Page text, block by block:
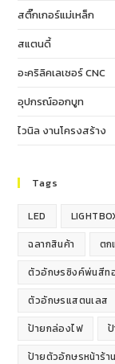
สติ๊กเกอร์แม่เหล็ก
สแตนดี้
อะคริลิคเลเซอร์ CNC
อุปกรณ์ออกบูท
ไวนิล งานโครงสร้าง
Tags
LED
ฉลากสินค้า
ตก
ตัวอักษรซิงค์พ่นสีท
ตัวอักษรแสตนเลส
ป้ายกล่องไฟ
ป้ายตัวอักษรหน้าร้าน